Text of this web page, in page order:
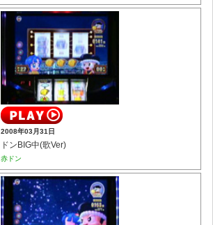
2008年03月31日
ドンBIG中(歌Ver)
赤ドン